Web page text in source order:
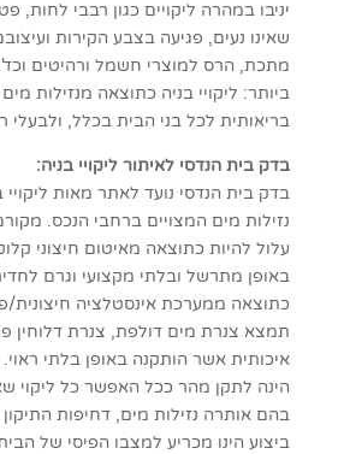
יניבו במהרה ליקויים כגון רבבי לחות,
שאינו נעים, פגיעה בצבע הקירות
מתכת, הרס למוצרי חשמל ורהיטים
ביותר: ליקויי בניה כתוצאה מנזילות
בריאותית לכל בני הבית בכלל, ולבעלי
בדק בית הנדסי לאיתור ליקויי בניה:
בדק בית הנדסי נועד לאתר מאות ליקויי
נזילות מים המצויים ברחבי הנכס.
עלול להיות כתוצאה מאיטום חיצוני
באופן מתרשל ובלתי מקצועי וגרם
כתוצאה ממערכת אינסטלציה חיצונית/
תמצא צנרת מים דולפת, צנרת דלוחין
איכותית אשר הותקנה באופן בלתי
הינה לתקן מהר ככל האפשר כל ליקוי
בהם אותרה נזילות מים, דחיפות התיקון
ביצוע הינו מכריע למצבו הפיסי של